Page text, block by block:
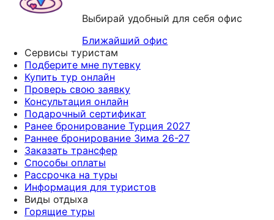
Выбирай удобный для себя офис
Ближайший офис
Сервисы туристам
Подберите мне путевку
Купить тур онлайн
Проверь свою заявку
Консультация онлайн
Подарочный сертификат
Ранее бронирование Турция 2027
Раннее бронирование Зима 26-27
Заказать трансфер
Способы оплаты
Рассрочка на туры
Информация для туристов
Виды отдыха
Горящие туры